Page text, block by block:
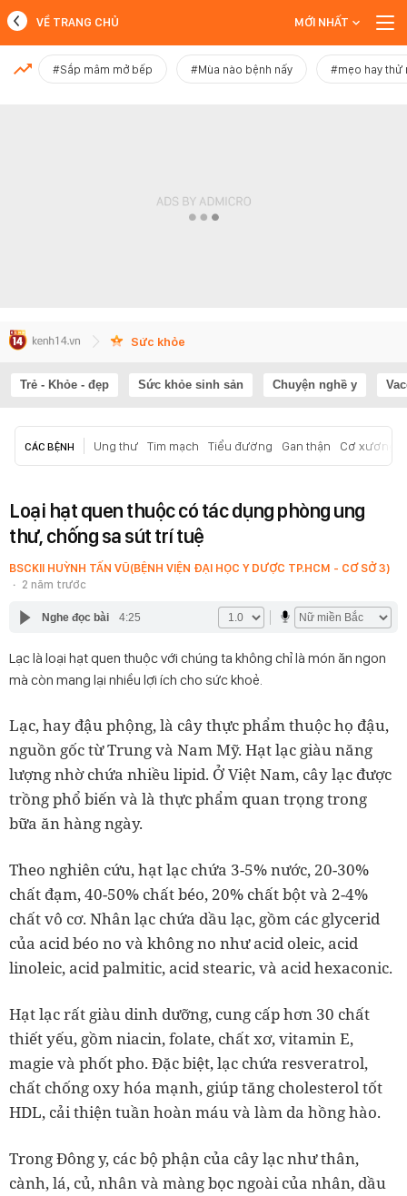
MỚI NHẤT
VỀ TRANG CHỦ MỚI NHẤT
#Sắp mâm mở bếp #Mùa nào bệnh nấy #mẹo hay thử
Sức khỏe
Trẻ - Khỏe - đẹp Sức khỏe sinh sản Chuyện nghề y
CÁC BỆNH Ung thư Tim mạch Tiểu đường Gan thận Cơ xương
Loại hạt quen thuộc có tác dụng phòng ung
thư, chống sa sút trí tuệ
BSCKII HUỲNH TẤN VŨ(BỆNH VIỆN ĐẠI HỌC Y DƯỢC TP.HCM - CƠ SỞ 3)
2 năm trước
Nghe đọc bài 4:25
Lạc là loại hạt quen thuộc với chúng ta không chỉ là món ăn ngon
mà còn mang lại nhiều lợi ích cho sức khoẻ.
Lạc, hay đậu phộng, là cây thực phẩm thuộc họ đậu,
nguồn gốc từ Trung và Nam Mỹ. Hạt lạc giàu năng
lượng nhờ chứa nhiều lipid. Ở Việt Nam, cây lạc được
trồng phổ biến và là thực phẩm quan trọng trong
bữa ăn hàng ngày.
Theo nghiên cứu, hạt lạc chứa 3-5% nước, 20-30%
chất đạm, 40-50% chất béo, 20% chất bột và 2-4%
chất vô cơ. Nhân lạc chứa dầu lạc, gồm các glycerid
của acid béo no và không no như acid oleic, acid
linoleic, acid palmitic, acid stearic, và acid hexaconic.
Hạt lạc rất giàu dinh dưỡng, cung cấp hơn 30 chất
thiết yếu, gồm niacin, folate, chất xơ, vitamin E,
magie và phốt pho. Đặc biệt, lạc chứa resveratrol,
chất chống oxy hóa mạnh, giúp tăng cholesterol tốt
HDL, cải thiện tuần hoàn máu và làm da hồng hào.
Trong Đông y, các bộ phận của cây lạc như thân,
cành, lá, củ, nhân và màng bọc ngoài của nhân, dầu